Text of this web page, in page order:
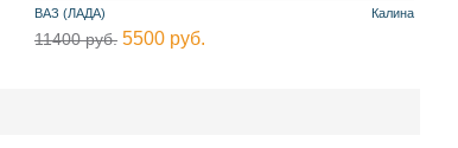
ВАЗ (ЛАДА) Калина
11400 руб. 5500 руб.